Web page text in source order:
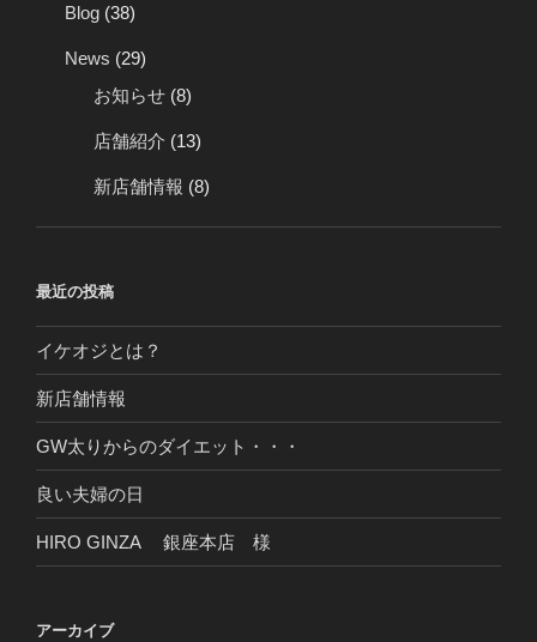
Blog (38)
News (29)
お知らせ (8)
店舗紹介 (13)
新店舗情報 (8)
最近の投稿
イケオジとは？
新店舗情報
GW太りからのダイエット・・・
良い夫婦の日
HIRO GINZA 銀座本店 様
アーカイブ